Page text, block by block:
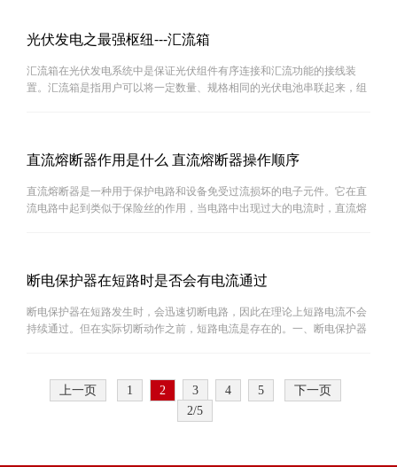
光伏发电之最强枢纽---汇流箱
汇流箱在光伏发电系统中是保证光伏组件有序连接和汇流功能的接线装
置。汇流箱是指用户可以将一定数量、规格相同的光伏电池串联起来，组
直流熔断器作用是什么 直流熔断器操作顺序
直流熔断器是一种用于保护电路和设备免受过流损坏的电子元件。它在直
流电路中起到类似于保险丝的作用，当电路中出现过大的电流时，直流熔
断电保护器在短路时是否会有电流通过
断电保护器在短路发生时，会迅速切断电路，因此在理论上短路电流不会
持续通过。但在实际切断动作之前，短路电流是存在的。一、断电保护器
上一页 1 2 3 4 5
下一页
2/5